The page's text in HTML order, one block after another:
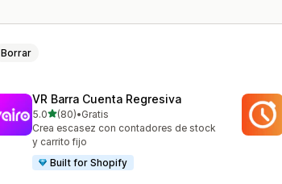
Borrar
VR Barra Cuenta Regresiva
5.0de 5 estrellas
(80)
80 reseñas en total
•Gratis
Crea escasez con contadores de stock
y carrito fijo
Built for Shopify